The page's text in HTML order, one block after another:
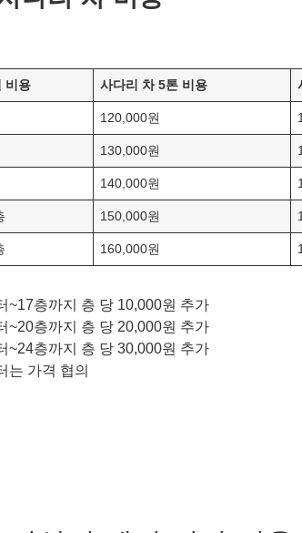
비용 사다리 차 5톤 비용
120,000원
130,000원
140,000원
150,000원
160,000원
~17층까지 층 당 10,000원 추가
~20층까지 층 당 20,000원 추가
~24층까지 층 당 30,000원 추가
는 가격 협의